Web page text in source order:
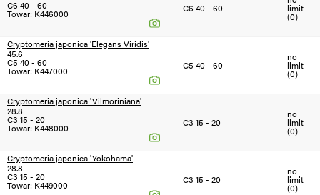
C6 40 - 60
Towar: K446000 C6 40 - 60 limit
(0)
Cryptomeria japonica 'Elegans Viridis'
45.6
C5 40 - 60
Towar: K447000 C5 40 - 60
no
limit
(0)
Cryptomeria japonica 'Vilmoriniana'
28.8
C3 15 - 20
Towar: K448000 C3 15 - 20
no
limit
(0)
Cryptomeria japonica 'Yokohama'
28.8
C3 15 - 20
Towar: K449000 C3 15 - 20
no
limit
(0)